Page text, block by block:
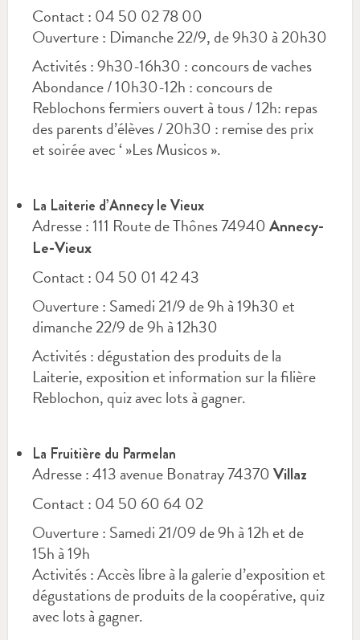
Contact : 04 50 02 78 00
Ouverture : Dimanche 22/9, de 9h30 à 20h30
Activités : 9h30-16h30 : concours de vaches
Abondance / 10h30-12h : concours de
Reblochons fermiers ouvert à tous / 12h: repas
des parents d’élèves / 20h30 : remise des prix
et soirée avec ‘ »Les Musicos ».
La Laiterie d’Annecy le Vieux
Adresse : 111 Route de Thônes 74940Annecy-
Le-Vieux
Contact : 04 50 01 42 43
Ouverture : Samedi 21/9 de 9h à 19h30 et
dimanche 22/9 de 9h à 12h30
Activités : dégustation des produits de la
Laiterie, exposition et information sur la filière
Reblochon, quiz avec lots à gagner.
La Fruitière du Parmelan
Adresse : 413 avenue Bonatray 74370Villaz
Contact : 04 50 60 64 02
Ouverture : Samedi 21/09 de 9h à 12h et de
15h à 19h
Activités : Accès libre à la galerie d’exposition et
dégustations de produits de la coopérative, quiz
avec lots à gagner.